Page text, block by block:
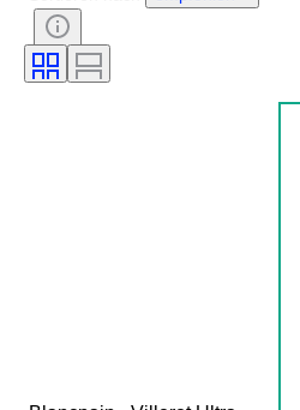
Gehäusedurchmesser
Material Uhrenarmband